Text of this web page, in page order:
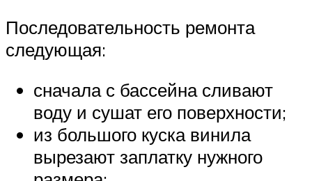
Последовательность ремонта
следующая:
сначала с бассейна сливают
воду и сушат его поверхности;
из большого куска винила
вырезают заплатку нужного